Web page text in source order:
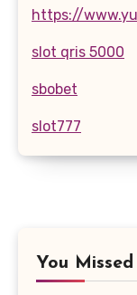
https://
slot qris 5000
sbobet
slot777
You Missed